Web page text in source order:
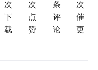
次
下
载
次
点
赞
条
评
论
次
催
更